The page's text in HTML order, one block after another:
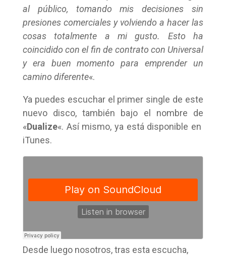
al público, tomando mis decisiones sin
presiones comerciales y volviendo a hacer las
cosas totalmente a mi gusto. Esto ha
coincidido con el fin de contrato con Universal
y era buen momento para emprender un
camino diferente«.
Ya puedes escuchar el primer single de este
nuevo disco, también bajo el nombre de
«Dualize«. Así mismo, ya está disponible en
iTunes.
Desde luego nosotros, tras esta escucha,